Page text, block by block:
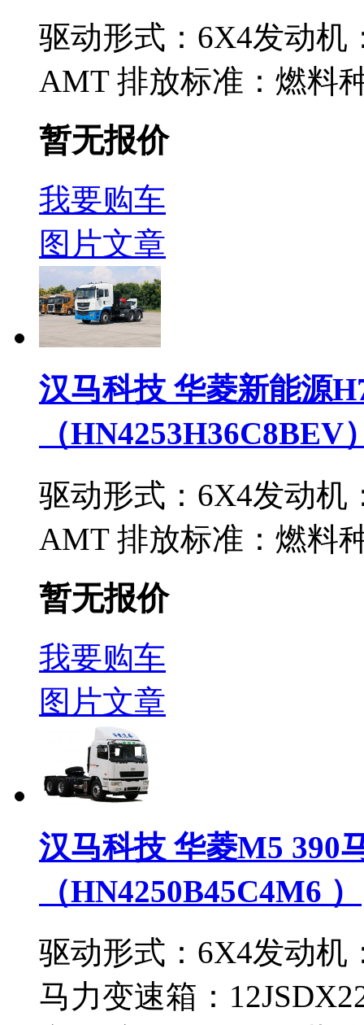
驱动形式： 6X4发动机
AMT 排放标准： 燃料
暂无报价
我要购车
图片文章
汉马科技 华菱新能源
（HN4253H36C8BEV
驱动形式： 6X4发动机
AMT 排放标准： 燃料
暂无报价
我要购车
图片文章
汉马科技 华菱M5 390
（HN4250B45C4M6 ）
驱动形式： 6X4发动机
马力变速箱：